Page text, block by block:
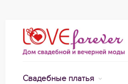
Свадебные платья